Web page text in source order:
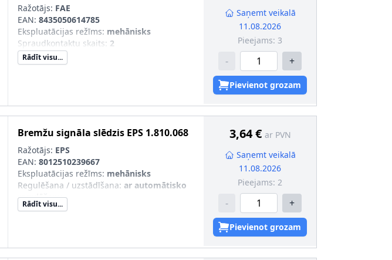
Ražotājs: FAE
EAN: 8435050614785
Ekspluatācijas režīms: mehānisks
Spraudkontaktu skaits: 2
Rādīt visu...
Saņemt veikalā
11.08.2026
Pieejams: 3
- +
Pievienot grozam
Bremžu signāla slēdzis EPS 1.810.068
Ražotājs: EPS
EAN: 8012510239667
Ekspluatācijas režīms: mehānisks
Regulēšana / uzstādīšana: ar automātisko
regulēšanu
Rādīt visu...
3,64 € ar PVN
Saņemt veikalā
11.08.2026
Pieejams: 2
- +
Pievienot grozam